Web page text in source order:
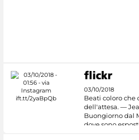
03/10/2018
Beati coloro che
dell'attesa. —
Buongiorno dal
dove sono